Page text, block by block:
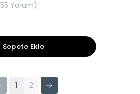
55 Yorum)
Sepete Ekle
1 2